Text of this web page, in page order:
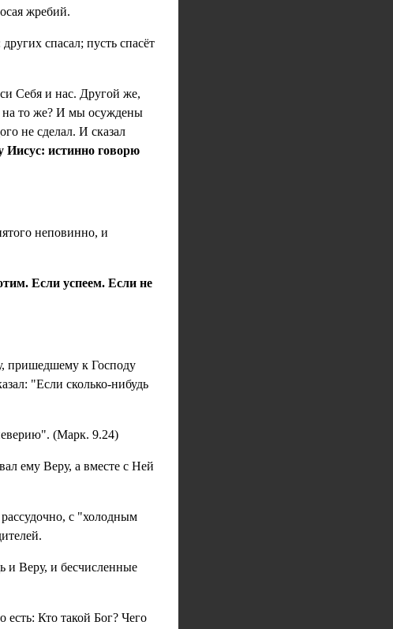
жребий.
спасал; пусть спасёт
Себя и нас. Другой же,
на то же? И мы осуждены
не сделал. И сказал
Иисус: истинно говорю
неповинно, и
Если успеем. Если не
пришедшему к Господу
"Если сколько-нибудь
(Марк. 9.24)
ему Веру, а вместе с Ней
с "холодным
и Веру, и бесчисленные
есть: Кто такой Бог? Чего